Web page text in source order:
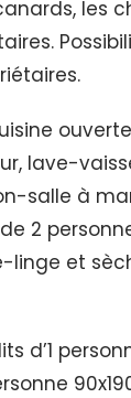
les
lave-
salle à
2
linge et
d’1